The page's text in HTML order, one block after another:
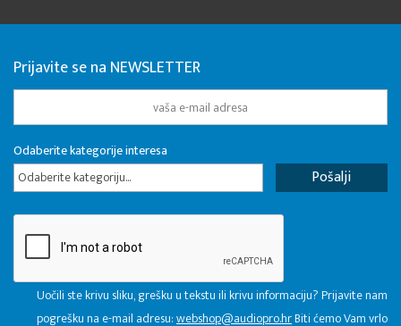
Prijavite se na NEWSLETTER
Odaberite kategorije interesa
Odaberite kategoriju...
Uočili ste krivu sliku, grešku u tekstu ili krivu informaciju? Prijavite nam
pogrešku na e-mail adresu:webshop@audiopro.hrBiti ćemo Vam vrlo